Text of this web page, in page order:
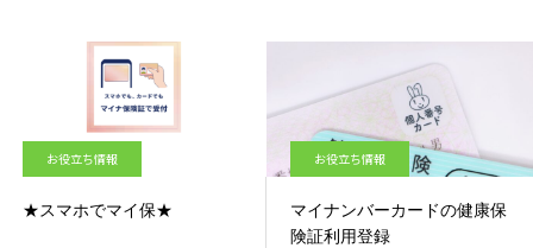
お役立ち情報
★スマホでマイ保★
お役立ち情報
マイナンバーカードの健康保
険証利用登録